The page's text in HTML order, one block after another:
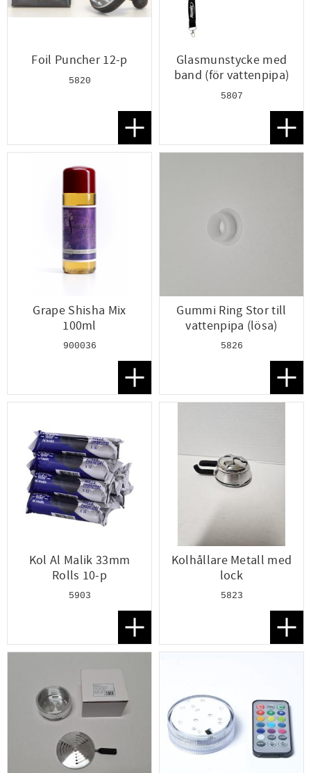
Foil Puncher 12-p
5820
Lägg till i favoriter
Glasmunstycke med
band (för vattenpipa)
5807
Grape Shisha Mix
100ml
900036
Lägg till i favoriter
Gummi Ring Stor till
vattenpipa (lösa)
5826
Kol Al Malik 33mm
Rolls 10-p
5903
Lägg till i favoriter
Kolhållare Metall med
lock
5823